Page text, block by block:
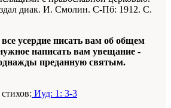
диак. И. Смолин. С-Пб: 1912. С.
усердие писать вам об общем
написать вам увещание -
однажды преданную святым.
Иуд: 1: 3-3